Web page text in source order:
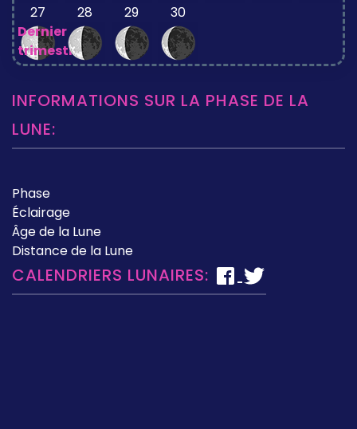
27
Dernier
trimestre
28 29 30
INFORMATIONS SUR LA PHASE DE LA
LUNE:
Phase
Éclairage
Âge de la Lune
Distance de la Lune
CALENDRIERS LUNAIRES: